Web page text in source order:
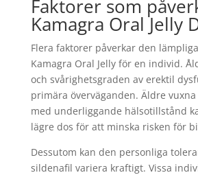
Faktorer som
Kamagra Oral Jelly
Flera faktorer påverkar den
Kamagra Oral Jelly för en individ.
och svårighetsgraden av erektil
primära överväganden. Äldre
med underliggande hälsotillstånd
lägre dos för att minska risken för
Dessutom kan den personliga
sildenafil variera kraftigt. Vissa